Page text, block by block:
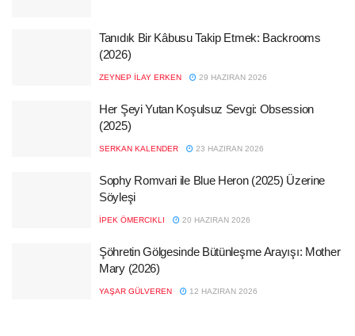
Tanıdık Bir Kâbusu Takip Etmek: Backrooms
(2026)
ZEYNEP İLAY ERKEN 29 HAZIRAN 2026
Her Şeyi Yutan Koşulsuz Sevgi: Obsession
(2025)
SERKAN KALENDER 23 HAZIRAN 2026
Sophy Romvari ile Blue Heron (2025) Üzerine
Söyleşi
İPEK ÖMERCIKLI 20 HAZIRAN 2026
Şöhretin Gölgesinde Bütünleşme Arayışı: Mother
Mary (2026)
YAŞAR GÜLVEREN 12 HAZIRAN 2026